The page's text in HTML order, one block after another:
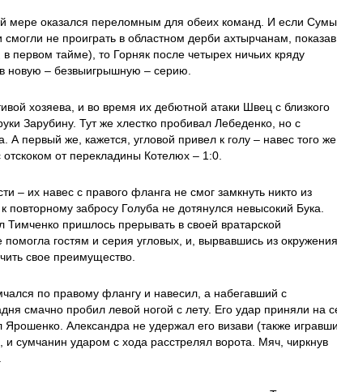
мере оказался переломным для обеих команд. И если Сумы
не проиграть в областном дерби ахтырчанам, показав
первом тайме), то Горняк после четырех ничьих кряду
новую – безвыигрышную – серию.
хозяева, и во время их дебютной атаки Швец с близкого
Зарубину. Тут же хлестко пробивал Лебеденко, но с
А первый же, кажется, угловой привел к голу – навес того же
от перекладины Котелюх – 1:0.
– их навес с правого фланга не смог замкнуть никто из
забросу Голуба не дотянулся невысокий Бука.
Тимченко пришлось прерывать в своей вратарской
гостям и серия угловых, и, вырвавшись из окружения,
свое преимущество.
по правому флангу и навесил, а набегавший с
смачно пробил левой ногой с лету. Его удар приняли на
Ярошенко. Александра не удержал его визави (также
сумчанин ударом с хода расстрелял ворота. Мяч, чиркнув